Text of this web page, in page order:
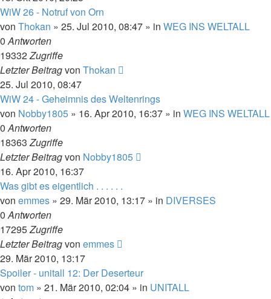
WiW 26 - Notruf von Orn
von Thokan » 25. Jul 2010, 08:47 » in WEG INS WELTALL
0Antworten
19332Zugriffe
Letzter Beitragvon Thokan
25. Jul 2010, 08:47
WiW 24 - Geheimnis des Weltenrings
von Nobby1805 » 16. Apr 2010, 16:37 » in WEG INS WELTALL
0Antworten
18363Zugriffe
Letzter Beitragvon Nobby1805
16. Apr 2010, 16:37
Was gibt es eigentlich . . . . . .
von emmes » 29. Mär 2010, 13:17 » in DIVERSES
0Antworten
17295Zugriffe
Letzter Beitragvon emmes
29. Mär 2010, 13:17
Spoiler - unitall 12: Der Deserteur
von tom » 21. Mär 2010, 02:04 » in UNITALL